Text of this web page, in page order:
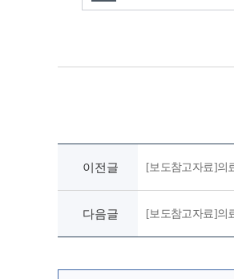
이전글 [보도참고자료]의
다음글 [보도참고자료]의